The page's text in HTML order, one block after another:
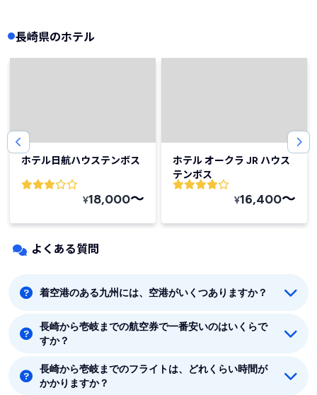
長崎県のホテル
ホテル日航ハウステンボス
¥18,000〜
ホテル オークラ JR ハウス
テンボス
¥16,400〜
よくある質問
着空港のある九州には、空港がいくつありますか？
着空港のある九州には20つの空港があります。福岡、
北九州、佐賀、長崎、壱岐、福江、対馬、熊本、大分、
宮崎、鹿児島、奄美、沖永良部、喜界島、種子島、徳之
島、屋久島、与論島、天草、屋久島です。
長崎から壱岐までの航空券で一番安いのはいくらで
すか？
長崎から壱岐までの最安値はANA(全日空)の7260円で
す。
長崎から壱岐までのフライトは、どれくらい時間が
かかりますか？